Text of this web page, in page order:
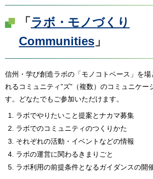
「 ラボ・モノづくり
Communities 」
信州・学び創造ラボの「モノコトベース」を場
れるコミュニティ”ズ”（複数）のコミュニケー
す。どなたでもご参加いただけます。
ラボでやりたいこと提案とナカマ募集
ラボでのコミュニティのつくりかた
それぞれの活動・イベントなどの情報
ラボの運営に関わるきまりごと
ラボ利用の前提条件となるガイダンスの開